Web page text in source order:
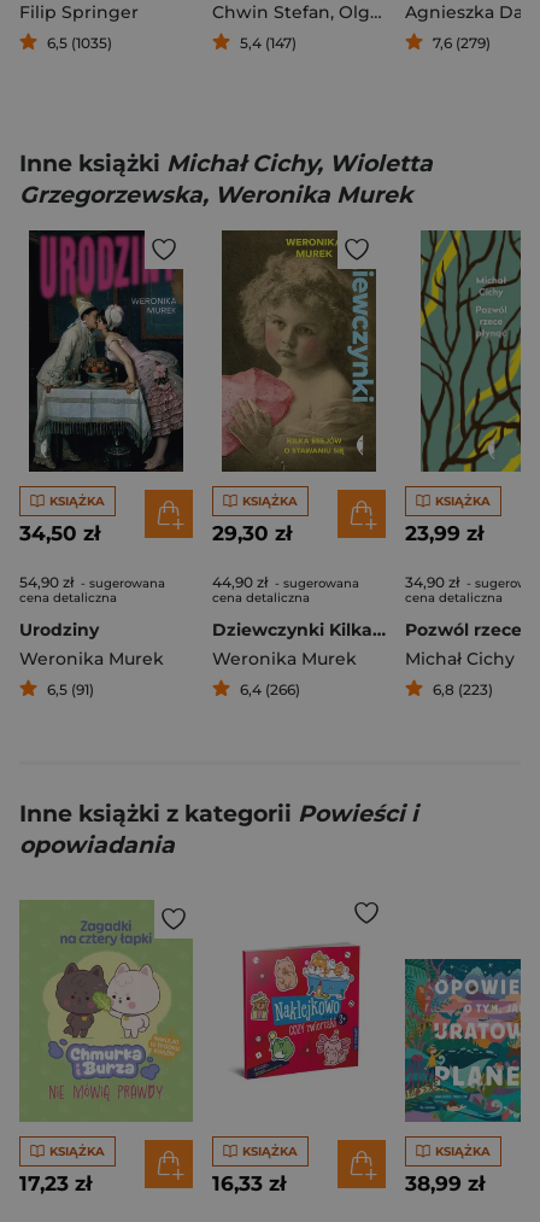
Filip Springer
6,5 (1035)
Chwin Stefan, Olga Drenda ,Paziński
5,4 (147)
Agnieszka
7,6 (279)
Inne książki Michał Cichy, Wioletta
Grzegorzewska, Weronika Murek
KSIĄŻKA
34,50 zł
54,90 zł - sugerowana
cena detaliczna
Urodziny
Weronika Murek
6,5 (91)
KSIĄŻKA
29,30 zł
44,90 zł - sugerowana
cena detaliczna
Dziewczynki Kilka esejów o stawaniu się
Weronika Murek
6,4 (266)
KSIĄŻKA
23,99 zł
34,90 zł -
cena detaliczna
Michał Cichy
6,8 (223)
Inne książki z kategorii Powieści i
opowiadania
KSIĄŻKA
17,23 zł
KSIĄŻKA
16,33 zł
KSIĄŻKA
38,99 zł